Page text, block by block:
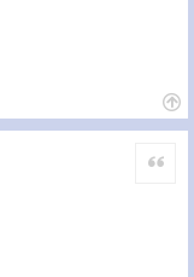
Citar